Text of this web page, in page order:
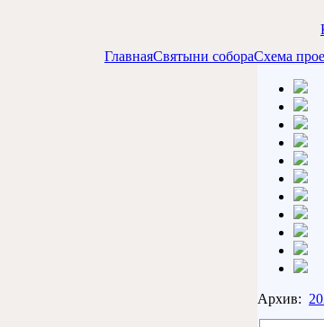
ГлавнаяСвятыни собораСхема
Архив: